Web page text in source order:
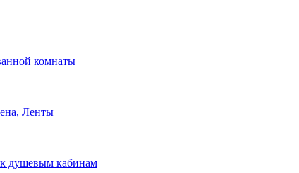
комнаты
Ленты
душевым кабинам